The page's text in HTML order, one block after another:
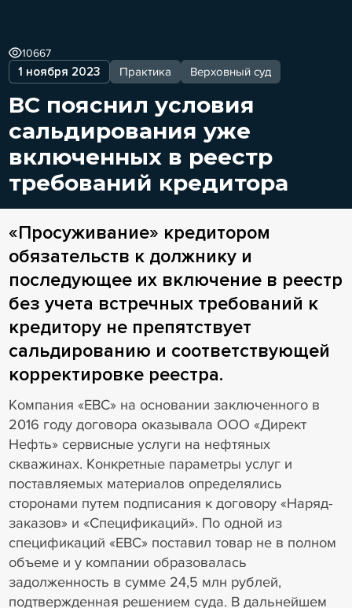
1 ноября 2023 Практика Верховный суд
10667
ВС пояснил условия
сальдирования уже
включенных в реестр
требований кредитора
«Просуживание» кредитором
обязательств к должнику и
последующее их включение в реестр
без учета встречных требований к
кредитору не препятствует
сальдированию и соответствующей
корректировке реестра.
Компания «ЕВС» на основании заключенного в
2016 году договора оказывала ООО «Директ
Нефть» сервисные услуги на нефтяных
скважинах. Конкретные параметры услуг и
поставляемых материалов определялись
сторонами путем подписания к договору «Наряд-
заказов» и «Спецификаций». По одной из
спецификаций «ЕВС» поставил товар не в полном
объеме и у компании образовалась
задолженность в сумме 24,5 млн рублей,
подтвержденная решением суда. В дальнейшем